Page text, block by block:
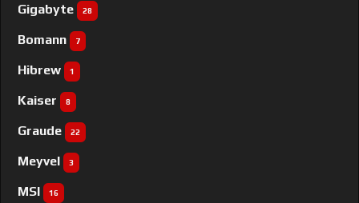
Gigabyte 28
Bomann 7
Hibrew 1
Kaiser 8
Graude 22
Meyvel 3
MSI 16